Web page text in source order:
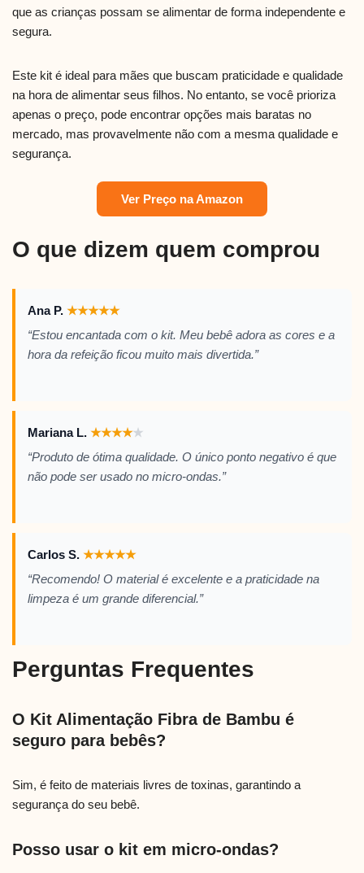
que as crianças possam se alimentar de forma independente e
segura.
Este kit é ideal para mães que buscam praticidade e qualidade
na hora de alimentar seus filhos. No entanto, se você prioriza
apenas o preço, pode encontrar opções mais baratas no
mercado, mas provavelmente não com a mesma qualidade e
segurança.
Ver Preço na Amazon
O que dizem quem comprou
Ana P. ★★★★★
“Estou encantada com o kit. Meu bebê adora as cores e a
hora da refeição ficou muito mais divertida.”
Mariana L. ★★★★★
“Produto de ótima qualidade. O único ponto negativo é que
não pode ser usado no micro-ondas.”
Carlos S. ★★★★★
“Recomendo! O material é excelente e a praticidade na
limpeza é um grande diferencial.”
Perguntas Frequentes
O Kit Alimentação Fibra de Bambu é
seguro para bebês?
Sim, é feito de materiais livres de toxinas, garantindo a
segurança do seu bebê.
Posso usar o kit em micro-ondas?